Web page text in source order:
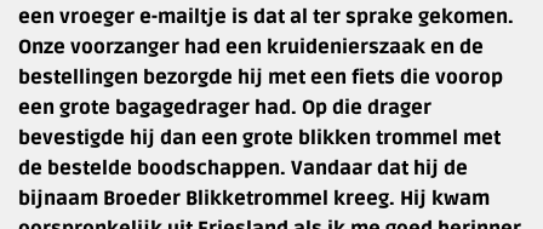
een vroeger e-mailtje is dat al ter sprake gekomen.
Onze voorzanger had een kruidenierszaak en de
bestellingen bezorgde hij met een fiets die voorop
een grote bagagedrager had. Op die drager
bevestigde hij dan een grote blikken trommel met
de bestelde boodschappen. Vandaar dat hij de
bijnaam Broeder Blikketrommel kreeg. Hij kwam